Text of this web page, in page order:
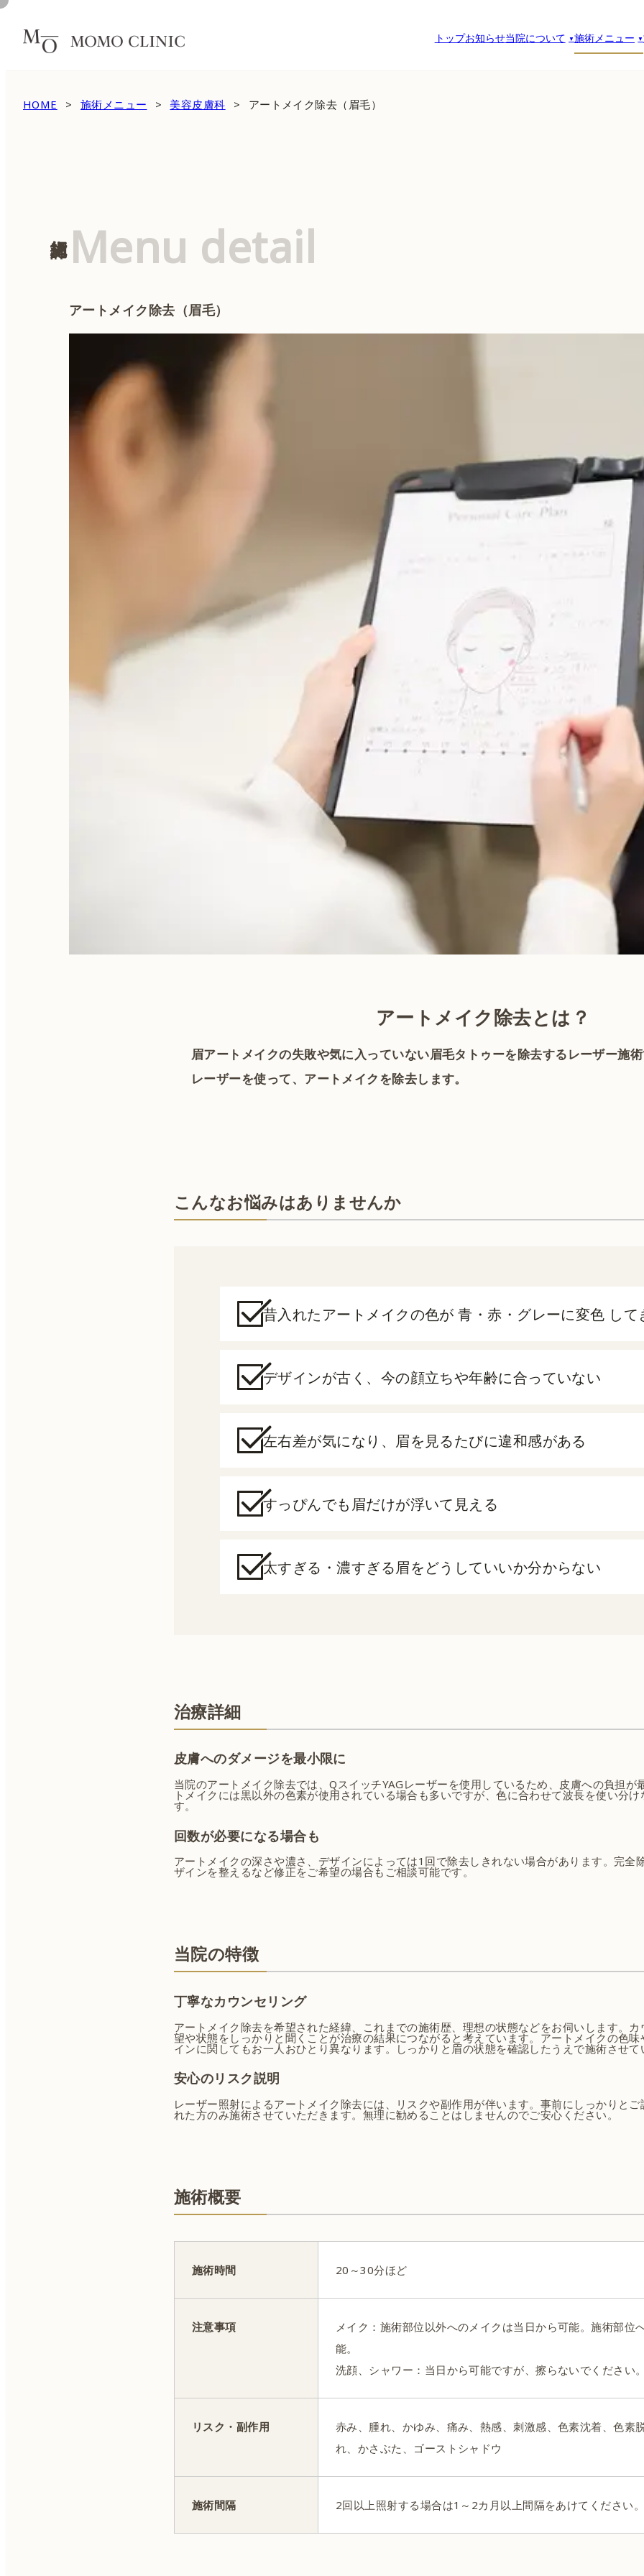
トップお知らせ当院について 施術メニュー
HOME 施術メニュー 美容皮膚科 アートメイク除去（眉毛）
Menu detail
アートメイク除去（眉毛）
アートメイク除去とは？
眉アートメイクの失敗や気に入っていない眉毛タトゥーを除去するレーザー施
レーザーを使って、アートメイクを除去します。
こんなお悩みはありませんか
昔入れたアートメイクの色が 青・赤・グレーに変色 して
デザインが古く、今の顔立ちや年齢に合っていない
左右差が気になり、眉を見るたびに違和感がある
すっぴんでも眉だけが浮いて見える
太すぎる・濃すぎる眉をどうしていいか分からない
治療詳細
皮膚へのダメージを最小限に
当院のアートメイク除去では、QスイッチYAGレーザーを使用しているため、皮膚への負担が
トメイクには黒以外の色素が使用されている場合も多いですが、色に合わせて波長を使い分
す。
回数が必要になる場合も
アートメイクの深さや濃さ、デザインによっては1回で除去しきれない場合があります。完全
ザインを整えるなど修正をご希望の場合もご相談可能です。
当院の特徴
丁寧なカウンセリング
アートメイク除去を希望された経緯、これまでの施術歴、理想の状態などをお伺いします。
望や状態をしっかりと聞くことが治療の結果につながると考えています。アートメイクの色
インに関してもお一人おひとり異なります。しっかりと眉の状態を確認したうえで施術させ
安心のリスク説明
レーザー照射によるアートメイク除去には、リスクや副作用が伴います。事前にしっかりと
れた方のみ施術させていただきます。無理に勧めることはしませんのでご安心ください。
施術概要
施術時間 20～30分ほど
注意事項
メイク：施術部位以外へのメイクは当日から可能。施術部位
能。
洗顔、シャワー：当日から可能ですが、擦らないでください
リスク・副作用
赤み、腫れ、かゆみ、痛み、熱感、刺激感、色素沈着、色素
れ、かさぶた、ゴーストシャドウ
施術間隔 2回以上照射する場合は1～2カ月以上間隔をあけてください